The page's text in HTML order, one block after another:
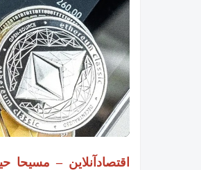
اقتصادآنلاین – مسیحا